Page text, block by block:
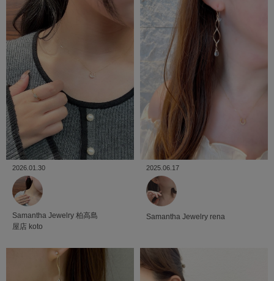
2026.01.30
Samantha Jewelry 柏高島
屋店 koto
2025.06.17
Samantha Jewelry rena